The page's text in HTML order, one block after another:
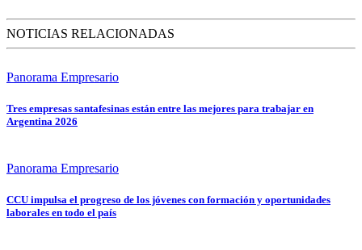
NOTICIAS RELACIONADAS
Panorama Empresario
Tres empresas santafesinas están entre las mejores para trabajar en
Argentina 2026
Panorama Empresario
CCU impulsa el progreso de los jóvenes con formación y oportunidades
laborales en todo el país